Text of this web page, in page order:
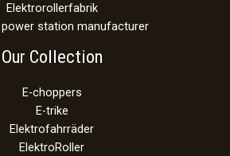
Elektrorollerfabrik
station manufacturer
Our Collection
E-choppers
E-trike
Elektrofahrräder
ElektroRoller